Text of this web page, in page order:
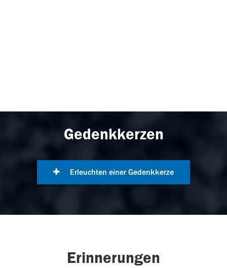
Gedenkkerzen
Erleuchten einer Gedenkkerze
Erinnerungen